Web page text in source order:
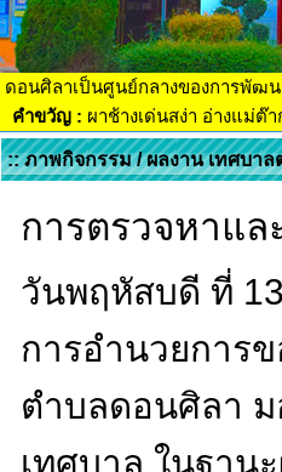
ดอนศิลาเป็นศูนย์กลางของการพัฒ
คำขวัญ : ผาช้างเด่นสง่า อ่างแม่ต๊
:: ภาพกิจกรรม / ผลงาน เทศบา
การตรวจหาแล
วันพฤหัสบดี ที่
การอำนวยการ
ตำบลดอนศิลา
เทศบาล ในฐาน